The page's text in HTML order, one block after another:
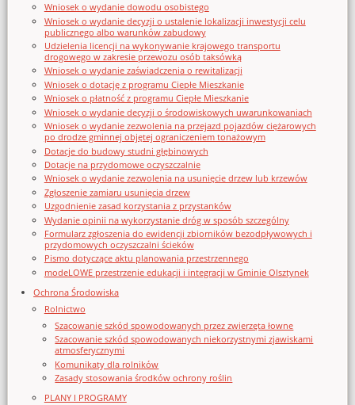
Wniosek o wydanie dowodu osobistego
Wniosek o wydanie decyzji o ustalenie lokalizacji inwestycji celu
publicznego albo warunków zabudowy
Udzielenia licencji na wykonywanie krajowego transportu
drogowego w zakresie przewozu osób taksówką
Wniosek o wydanie zaświadczenia o rewitalizacji
Wniosek o dotację z programu Ciepłe Mieszkanie
Wniosek o płatność z programu Ciepłe Mieszkanie
Wniosek o wydanie decyzji o środowiskowych uwarunkowaniach
Wniosek o wydanie zezwolenia na przejazd pojazdów ciężarowych
po drodze gminnej objętej ograniczeniem tonażowym
Dotacje do budowy studni głębinowych
Dotacje na przydomowe oczyszczalnie
Wniosek o wydanie zezwolenia na usunięcie drzew lub krzewów
Zgłoszenie zamiaru usunięcia drzew
Uzgodnienie zasad korzystania z przystanków
Wydanie opinii na wykorzystanie dróg w sposób szczególny
Formularz zgłoszenia do ewidencji zbiorników bezodpływowych i
przydomowych oczyszczalni ścieków
Pismo dotyczące aktu planowania przestrzennego
modeLOWE przestrzenie edukacji i integracji w Gminie Olsztynek
Ochrona Środowiska
Rolnictwo
Szacowanie szkód spowodowanych przez zwierzęta łowne
Szacowanie szkód spowodowanych niekorzystnymi zjawiskami
atmosferycznymi
Komunikaty dla rolników
Zasady stosowania środków ochrony roślin
PLANY I PROGRAMY